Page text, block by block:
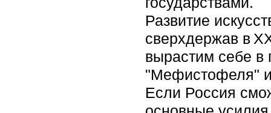
Развитие
сверхдержав в
вырастим себе в
"Мефистофеля"
Если Россия